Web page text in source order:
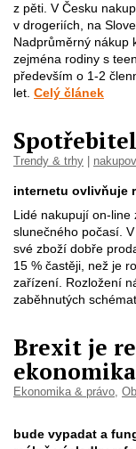
z pěti. V Česku
v drogeriích, na
Nadprůměrný nákup
zejména rodiny s
především o 1-2
let. Celý článek
Trendy & trhy
internetu ovlivňuje
Lidé nakupují on-line
slunečného počasí.
své zboží dobře
15 % častěji, než je
zařízení. Rozložení
zaběhnutých schémat.
Brexit je
Ekonomika & právo,
bude vypadat a